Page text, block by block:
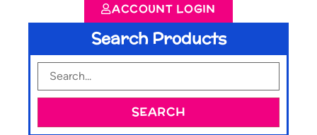
ACCOUNT LOGIN
Search Products
SEARCH